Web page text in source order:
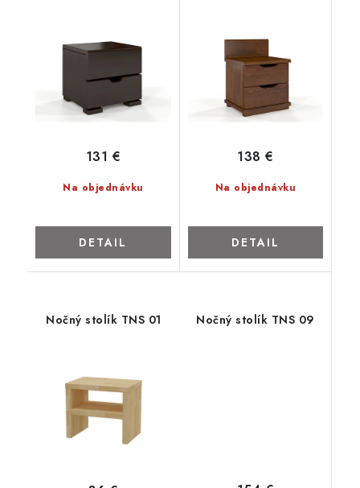
Na objednávku
131 €
DETAIL
Na objednávku
138 €
DETAIL
Nočný stolík TNS 01 Nočný stolík TNS 09